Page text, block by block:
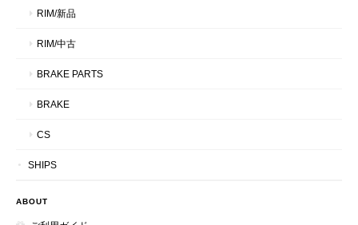
RIM/新品
RIM/中古
BRAKE PARTS
BRAKE
CS
SHIPS
ABOUT